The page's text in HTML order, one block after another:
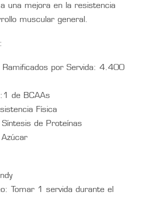
una mejora en la resistencia
muscular general.
Ramificados por Servida: 4.400
de BCAAs
Física
de Proteínas
Tomar 1 servida durante el